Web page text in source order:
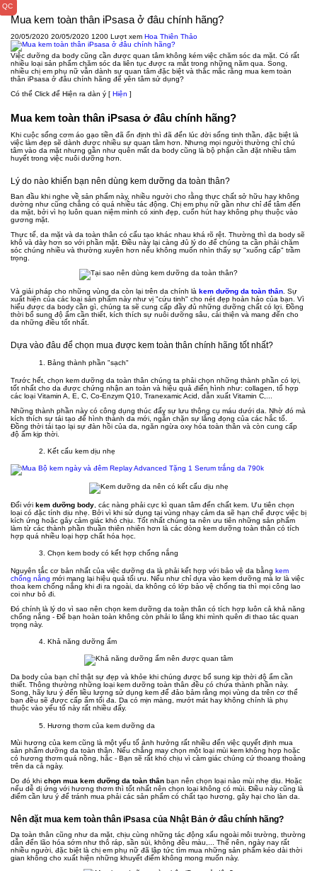
Mua kem toàn thân iPsasa ở đâu chính hãng?
20/05/2020 20/05/2020 1200 Lượt xem Hoa Thiên Thảo
Việc dưỡng da body cũng cần được quan tâm không kém việc chăm sóc da mặt. Có rất
nhiều loại sản phẩm chăm sóc da liên tục được ra mắt trong những năm qua. Song,
nhiều chị em phụ nữ vẫn dành sự quan tâm đặc biệt và thắc mắc rằng mua kem toàn
thân iPsasa ở đâu chính hãng để yên tâm sử dụng?
Có thể Click để Hiện ra dàn ý [ Hiện ]
Mua kem toàn thân iPsasa ở đâu chính hãng?
Khi cuộc sống cơm áo gạo tiền đã ổn định thì đã đến lúc đời sống tinh thần, đặc biệt là
việc làm đẹp sẽ dành được nhiều sự quan tâm hơn. Nhưng mọi người thường chỉ chú
tâm vào da mặt nhưng gần như quên mất da body cũng là bộ phận cần đặt nhiều tâm
huyết trong việc nuôi dưỡng hơn.
Lý do nào khiến bạn nên dùng kem dưỡng da toàn thân?
Ban đầu khi nghe về sản phẩm này, nhiều người cho rằng thực chất sở hữu hay không
dường như cũng chẳng có quá nhiều tác động. Chị em phụ nữ gần như chỉ để tâm đến
da mặt, bởi vì họ luôn quan niệm mình có xinh đẹp, cuốn hút hay không phụ thuộc vào
gương mặt.
Thực tế, da mặt và da toàn thân có cấu tạo khác nhau khá rõ rệt. Thường thì da body sẽ
khô và dày hơn so với phần mặt. Điều này lại càng đủ lý do để chúng ta cần phải chăm
sóc chúng nhiều và thường xuyên hơn nếu không muốn nhìn thấy sự "xuống cấp" trầm
trọng.
Và giải pháp cho những vùng da còn lại trên da chính là kem dưỡng da toàn thân . Sự
xuất hiện của các loại sản phẩm này như vị "cứu tinh" cho nét đẹp hoàn hảo của bạn. Vì
hiểu được da body cần gì, chúng ta sẽ cung cấp đầy đủ những dưỡng chất có lợi. Đồng
thời bổ sung độ ẩm cần thiết, kích thích sự nuôi dưỡng sâu, cải thiện và mang đến cho
da những điều tốt nhất.
Dựa vào đâu để chọn mua được kem toàn thân chính hãng tốt nhất?
1. Bảng thành phần "sạch"
Trước hết, chọn kem dưỡng da toàn thân chúng ta phải chọn những thành phần có lợi,
tốt nhất cho da được chứng nhận an toàn và hiệu quả điển hình như: collagen, tổ hợp
các loại Vitamin A, E, C, Co-Enzym Q10, Tranexamic Acid, dẫn xuất Vitamin C,...
Những thành phần này có công dụng thúc đẩy sự lưu thông cụ máu dưới da. Nhờ đó mà
kích thích sự tái tạo để hình thành da mới, ngắn chặn sự lắng đọng của các hắc tố.
Đồng thời tái tạo lại sự đàn hồi của da, ngăn ngừa oxy hóa toàn thân và còn cung cấp
độ ẩm kịp thời.
2. Kết cấu kem dịu nhẹ
Đối với kem dưỡng body , các nàng phải cực kì quan tâm đến chất kem. Ưu tiên chọn
loại có đặc tính dịu nhẹ. Bởi vì khi sử dụng tại vùng nhạy cảm da sẽ hạn chế được việc bị
kích ứng hoặc gây cảm giác khó chịu. Tốt nhất chúng ta nên ưu tiên những sản phẩm
làm từ các thành phần thuần thiên nhiên hơn là các dòng kem dưỡng toàn thân có tích
hợp quá nhiều loại hợp chất hóa học.
3. Chọn kem body có kết hợp chống nắng
Nguyên tắc cơ bản nhất của việc dưỡng da là phải kết hợp với bảo vệ da bằng kem
chống nắng mới mang lại hiệu quả tối ưu. Nếu như chỉ dựa vào kem dưỡng mà lơ là việc
thoa kem chống nắng khi đi ra ngoài, da không có lớp bảo vệ chống tia thì mọi công lao
coi như bỏ đi.
Đó chính là lý do vì sao nên chọn kem dưỡng da toàn thân có tích hợp luôn cả khả năng
chống nắng - Để bạn hoàn toàn không còn phải lo lắng khi mình quên đi thao tác quan
trọng này.
4. Khả năng dưỡng ẩm
Da body của bạn chỉ thật sự đẹp và khỏe khi chúng được bổ sung kịp thời độ ẩm cần
thiết. Thông thường những loại kem dưỡng toàn thân đều có chứa thành phần này.
Song, hãy lưu ý đến liều lượng sử dụng kem để đảo bảm rằng mọi vùng da trên cơ thể
bạn đều sẽ được cấp ẩm tối đa. Da có mịn màng, mướt mát hay không chính là phụ
thuộc vào yếu tố này rất nhiều đấy.
5. Hương thơm của kem dưỡng da
Mùi hương của kem cũng là một yếu tố ảnh hưởng rất nhiều đến việc quyết định mua
sản phẩm dưỡng da toàn thân. Nếu chẳng may chọn một loại mùi kem không hợp hoặc
có hương thơm quá nồng, hắc - Bạn sẽ rất khó chịu vì cảm giác chúng cứ thoang thoảng
trên da cả ngày.
Do đó khi chọn mua kem dưỡng da toàn thân bạn nên chọn loại nào mùi nhẹ dịu. Hoặc
nếu dễ dị ứng với hương thơm thì tốt nhất nên chọn loại không có mùi. Điều này cũng là
điểm cần lưu ý để tránh mua phải các sản phẩm có chất tạo hương, gây hại cho làn da.
Nên đặt mua kem toàn thân iPsasa của Nhật Bản ở đâu chính hãng?
Da toàn thân cũng như da mặt, chịu cùng những tác động xấu ngoài môi trường, thường
dẫn đến lão hóa sớm như thô ráp, sần sùi, không đều màu,... Thế nên, ngày nay rất
nhiều người, đặc biệt là chị em phụ nữ đã lập tức tìm mua những sản phẩm kéo dài thời
gian không cho xuất hiện những khuyết điểm không mong muốn này.